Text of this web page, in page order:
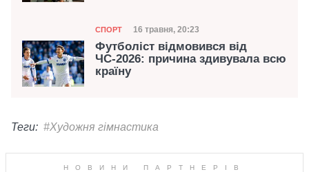
Категорія
СПОРТ Дата публікації
16 травня, 20:23
Футболіст відмовився від
ЧС-2026: причина здивувала всю
країну
Теги: #Художня гімнастика